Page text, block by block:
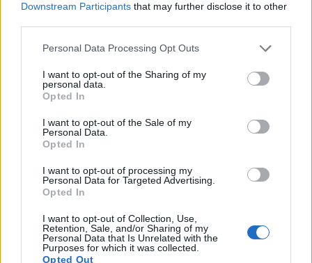
Downstream Participants that may further disclose it to other
Please note that this website/app uses one or more Google
not limited to your visit or usage behaviour. You may click to
grant or deny consent to Google and its third-party tags to
use your data for below specified purposes in below Google
consent section.
Personal Data Processing Opt Outs
I want to opt-out of the Sharing of my
personal data.
Opted In
I want to opt-out of the Sale of my
Personal Data.
Opted In
I want to opt-out of processing my
Personal Data for Targeted Advertising.
Opted In
I want to opt-out of Collection, Use,
Retention, Sale, and/or Sharing of my
Personal Data that Is Unrelated with the
Purposes for which it was collected.
Opted Out
Vir: STA
Opozorilo:Po 297. členu Kazenskega zakonika je
posameznik kazensko odgovoren za javno spodbujanje
rasističnimi, diskriminatornimi ali nezakonitimi vsebinami bodo
odstranjeni. Pravila komentiranja →
Failed to fetch